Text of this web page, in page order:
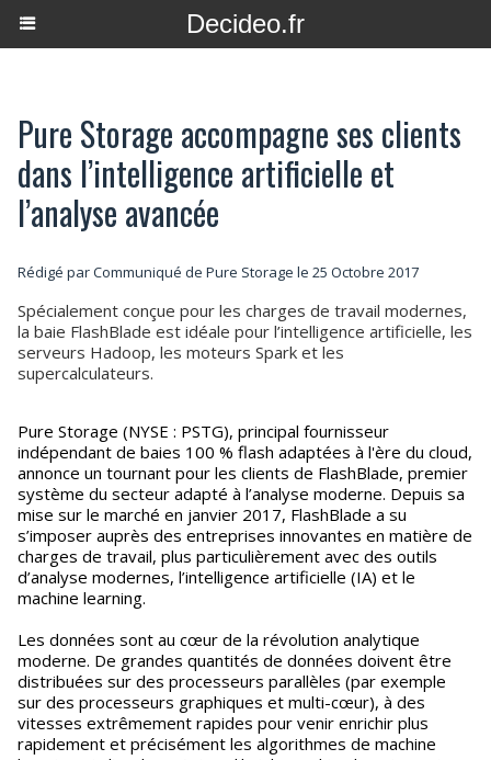
Decideo.fr
Pure Storage accompagne ses clients
dans l’intelligence artificielle et
l’analyse avancée
Rédigé par Communiqué de Pure Storage le 25 Octobre 2017
Spécialement conçue pour les charges de travail modernes,
la baie FlashBlade est idéale pour l’intelligence artificielle, les
serveurs Hadoop, les moteurs Spark et les
supercalculateurs.
Pure Storage (NYSE : PSTG), principal fournisseur
indépendant de baies 100 % flash adaptées à l'ère du cloud,
annonce un tournant pour les clients de FlashBlade, premier
système du secteur adapté à l’analyse moderne. Depuis sa
mise sur le marché en janvier 2017, FlashBlade a su
s’imposer auprès des entreprises innovantes en matière de
charges de travail, plus particulièrement avec des outils
d’analyse modernes, l’intelligence artificielle (IA) et le
machine learning.
Les données sont au cœur de la révolution analytique
moderne. De grandes quantités de données doivent être
distribuées sur des processeurs parallèles (par exemple
sur des processeurs graphiques et multi-cœur), à des
vitesses extrêmement rapides pour venir enrichir plus
rapidement et précisément les algorithmes de machine